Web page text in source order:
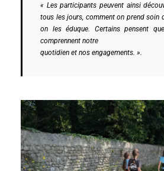
« Les participants peuvent ainsi
tous les jours, comment on prend soin
on les éduque. Certains pensent
comprennent notre
quotidien et nos engagements. ».